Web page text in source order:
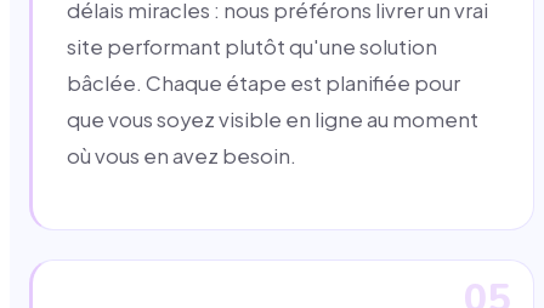
délais miracles : nous préférons livrer un vrai
site performant plutôt qu'une solution
bâclée. Chaque étape est planifiée pour
que vous soyez visible en ligne au moment
où vous en avez besoin.